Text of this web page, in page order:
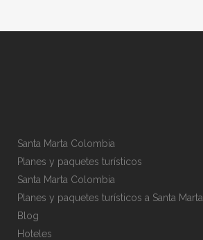
Santa Marta Colombia
Planes y paquetes turísticos
Santa Marta Colombia
Planes y paquetes turísticos a Santa Marta
Blog
Hoteles